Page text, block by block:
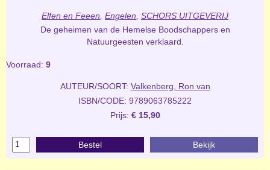
Elfen en Feeen Engelen SCHORS UITGEVERIJ
De geheimen van de Hemelse Boodschappers en
Natuurgeesten verklaard.
Voorraad: 9
AUTEUR/SOORT: Valkenberg, Ron van
ISBN/CODE: 9789063785222
Prijs: € 15,90
Bestel Bekijk